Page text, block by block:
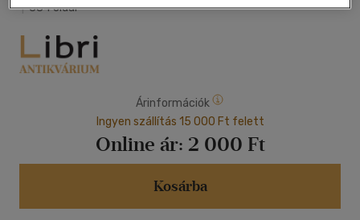
|384 oldal
Árinformációk
Ingyen szállítás 15 000 Ft felett
Online ár: 2 000 Ft
Kosárba